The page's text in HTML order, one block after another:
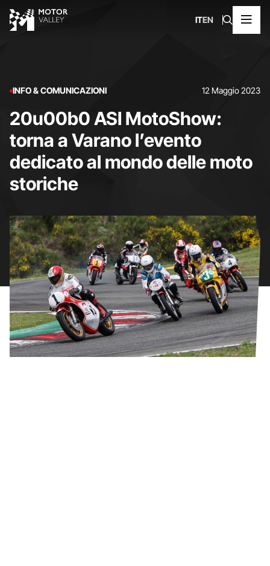
ITEN
INFO & COMUNICAZIONI 12 Maggio 2023
20u00b0 ASI MotoShow:
torna a Varano l’evento
dedicato al mondo delle moto
storiche